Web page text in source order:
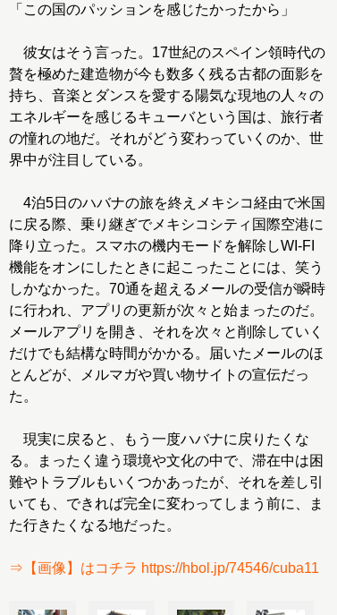
「この国のパッションを感じたかったから」
彼女はそう言った。17世紀のスペイン領時代の
贅を極めた建造物が今も数多く残る古都の面影を
持ち、音楽とダンスを愛する陽気な現地の人々の
エネルギーを感じるキューバという国は、旅行者
の憧れの地だ。それがどう変わっていくのか、世
界中が注目している。
4泊5日のハバナの旅を終えメキシコ経由で米国
に戻る際、乗り継ぎでメキシコシティ国際空港に
降り立った。スマホの機内モードを解除しWI-FI
機能をオンにしたときに起こったことには、笑う
しかなかった。70通を超えるメールの受信が瞬時
に行われ、アプリの更新が次々と始まったのだ。
メールアプリを開き、それを次々と削除していく
だけでも結構な時間がかかる。届いたメールのほ
とんどが、メルマガや買い物サイトの宣伝だっ
た。
現実に戻ると、もう一度ハバナに戻りたくな
る。まったく違う環境や文化の中で、滞在中は困
難やトラブルもいくつかあったが、それを差し引
いても、できれば完全に変わってしまう前に、ま
た行きたくなる地だった。
⇒【画像】はコチラ https://hbol.jp/74546/cuba11